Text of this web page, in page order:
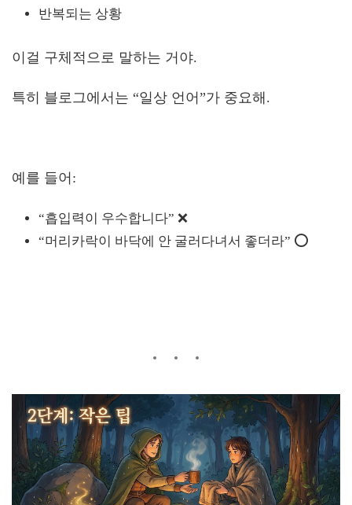
반복되는 상황
이걸 구체적으로 말하는 거야.
특히 블로그에서는 “일상 언어”가 중요해.
예를 들어:
“흡입력이 우수합니다” ❌
“머리카락이 바닥에 안 굴러다녀서 좋더라” ⭕